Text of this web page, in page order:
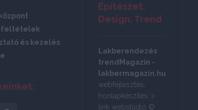
feltételek
és kezelés
Építészet,
Design, Trend
Lakberendezés
trendMagazin -
lakbermagazin.hu
webfejlesztés,
honlapkészítés: i-
link webstúdió ©